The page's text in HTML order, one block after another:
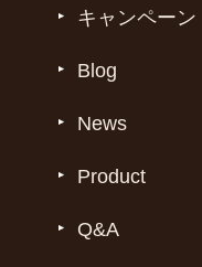
キャンペーン
Blog
News
Product
Q&A